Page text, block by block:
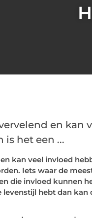
en kan
is het een ...
kan veel invloed
Iets waar de
die invloed kunnen
levenstijl hebt dan